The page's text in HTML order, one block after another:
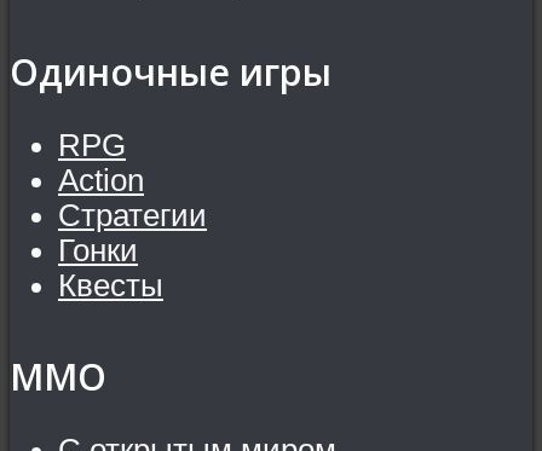
Одиночные игры
RPG
Action
Стратегии
Гонки
Квесты
MMO